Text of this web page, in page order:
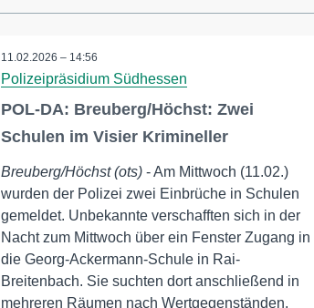
11.02.2026 – 14:56
Polizeipräsidium Südhessen
POL-DA: Breuberg/Höchst: Zwei
Schulen im Visier Krimineller
Breuberg/Höchst (ots)- Am Mittwoch (11.02.)
wurden der Polizei zwei Einbrüche in Schulen
gemeldet. Unbekannte verschafften sich in der
Nacht zum Mittwoch über ein Fenster Zugang in
die Georg-Ackermann-Schule in Rai-
Breitenbach. Sie suchten dort anschließend in
mehreren Räumen nach Wertgegenständen,